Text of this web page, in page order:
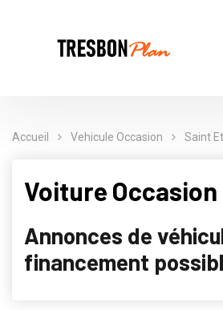
Accueil Vehicule Occasion Saint
Voiture Occasion
Annonces de
financement